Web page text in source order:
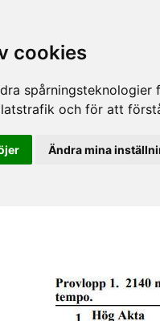
cookies
och för att
Ändra mina